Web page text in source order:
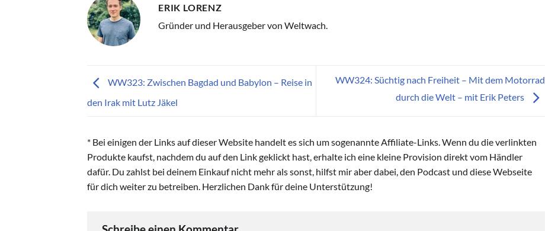
ERIK LORENZ
Gründer und Herausgeber von Weltwach.
WW323: Zwischen Bagdad und Babylon – Reise in
den Irak mit Lutz Jäkel
WW324: Süchtig nach Freiheit – Mit dem Motorrad
durch die Welt – mit Erik Peters
* Bei einigen der Links auf dieser Website handelt es sich um sogenannte Affiliate-Links. Wenn du die verlinkten
Produkte kaufst, nachdem du auf den Link geklickt hast, erhalte ich eine kleine Provision direkt vom Händler
dafür. Du zahlst bei deinem Einkauf nicht mehr als sonst, hilfst mir aber dabei, den Podcast und diese Webseite
für dich weiter zu betreiben. Herzlichen Dank für deine Unterstützung!